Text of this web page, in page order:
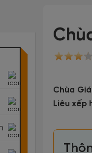
Chùa
Liêu xếp